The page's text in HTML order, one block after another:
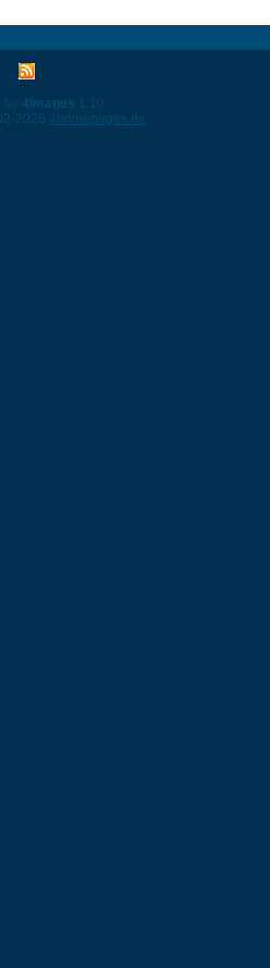
by 4images 1.10
2026 4homepages.de